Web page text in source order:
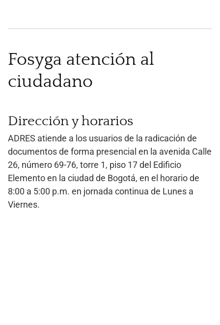
Fosyga atención al
ciudadano
Dirección y horarios
ADRES atiende a los usuarios de la radicación de
documentos de forma presencial en la avenida Calle
26, número 69-76, torre 1, piso 17 del Edificio
Elemento en la ciudad de Bogotá, en el horario de
8:00 a 5:00 p.m. en jornada continua de Lunes a
Viernes.